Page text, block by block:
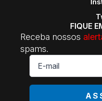
FIQUE
Receba nossos
spams.
E-
mail